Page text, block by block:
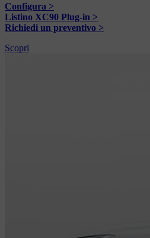
Configura >
Listino XC90 Plug-in >
Richiedi un preventivo >
Scopri